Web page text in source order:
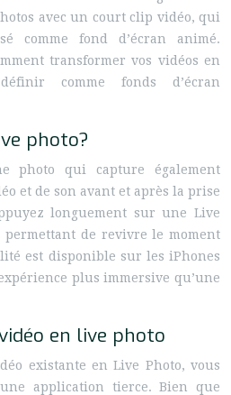
avec un court clip vidéo, qui
comme fond d’écran animé.
transformer vos vidéos en
comme fonds d’écran
photo?
photo qui capture également
et de son avant et après la prise
longuement sur une Live
permettant de revivre le moment
est disponible sur les iPhones
plus immersive qu’une
en live photo
existante en Live Photo, vous
application tierce. Bien que